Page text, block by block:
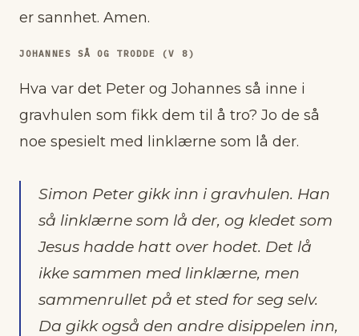
er sannhet. Amen.
JOHANNES SÅ OG TRODDE (V 8)
Hva var det Peter og Johannes så inne i
gravhulen som fikk dem til å tro? Jo de så
noe spesielt med linklærne som lå der.
Simon Peter gikk inn i gravhulen. Han
så linklærne som lå der, og kledet som
Jesus hadde hatt over hodet. Det lå
ikke sammen med linklærne, men
sammenrullet på et sted for seg selv.
Da gikk også den andre disippelen inn,